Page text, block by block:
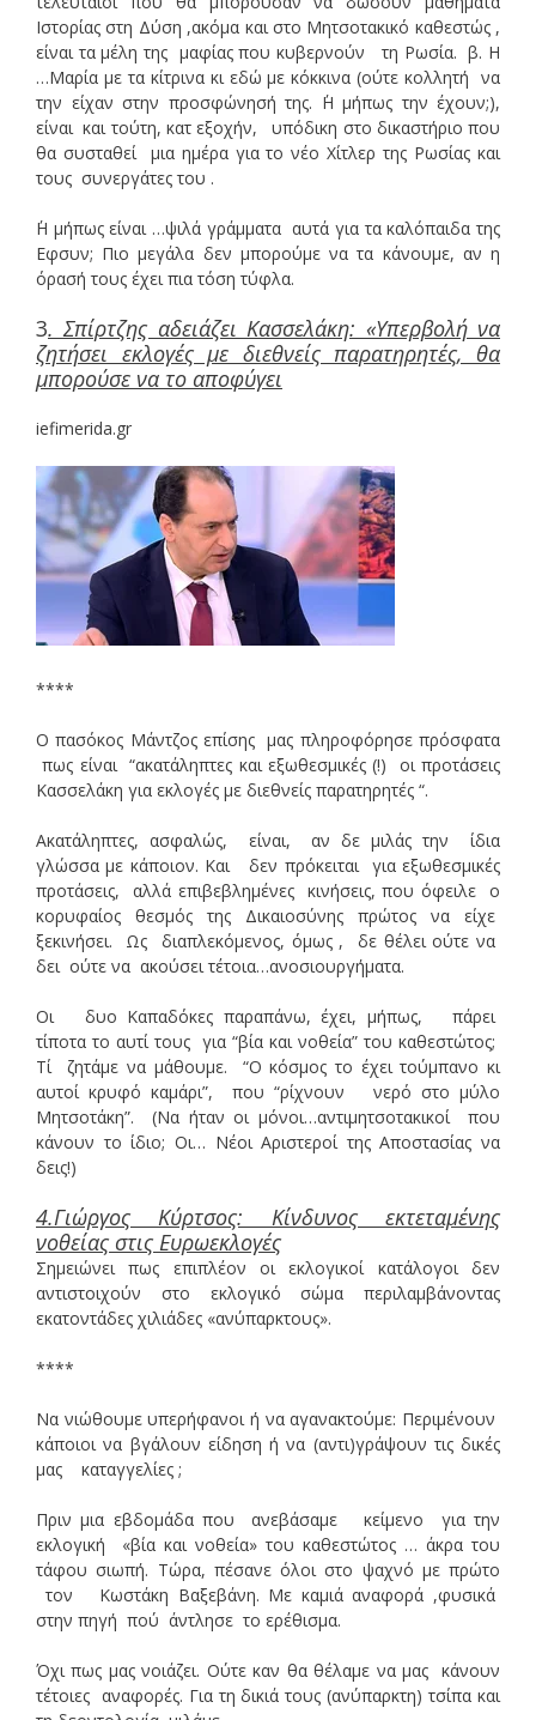
Ιστορίας στη Δύση ,ακόμα και στο Μητσοτακικό καθεστώς ,
είναι τα μέλη της μαφίας που κυβερνούν τη Ρωσία. β. Η
…Μαρία με τα κίτρινα κι εδώ με κόκκινα (ούτε κολλητή να
την είχαν στην προσφώνησή της. ΄Η μήπως την έχουν;),
είναι και τούτη, κατ εξοχήν, υπόδικη στο δικαστήριο που
θα συσταθεί μια ημέρα για το νέο Χίτλερ της Ρωσίας και
τους συνεργάτες του .
΄Η μήπως είναι …ψιλά γράμματα αυτά για τα καλόπαιδα της
Εφσυν; Πιο μεγάλα δεν μπορούμε να τα κάνουμε, αν η
όρασή τους έχει πια τόση τύφλα.
3. Σπίρτζης αδειάζει Κασσελάκη: «Υπερβολή να
ζητήσει εκλογές με διεθνείς παρατηρητές, θα
μπορούσε να το αποφύγει
iefimerida.gr
****
Ο πασόκος Μάντζος επίσης μας πληροφόρησε πρόσφατα
πως είναι “ακατάληπτες και εξωθεσμικές (!) οι προτάσεις
Κασσελάκη για εκλογές με διεθνείς παρατηρητές “.
Ακατάληπτες, ασφαλώς, είναι, αν δε μιλάς την ίδια
γλώσσα με κάποιον. Και δεν πρόκειται για εξωθεσμικές
προτάσεις, αλλά επιβεβλημένες κινήσεις, που όφειλε ο
κορυφαίος θεσμός της Δικαιοσύνης πρώτος να είχε
ξεκινήσει. Ως διαπλεκόμενος, όμως , δε θέλει ούτε να
δει ούτε να ακούσει τέτοια…ανοσιουργήματα.
Οι δυο Καπαδόκες παραπάνω, έχει, μήπως, πάρει
τίποτα το αυτί τους για “βία και νοθεία” του καθεστώτος;
Τί ζητάμε να μάθουμε. “Ο κόσμος το έχει τούμπανο κι
αυτοί κρυφό καμάρι”, που “ρίχνουν νερό στο μύλο
Μητσοτάκη”. (Να ήταν οι μόνοι…αντιμητσοτακικοί που
κάνουν το ίδιο; Οι… Νέοι Αριστεροί της Αποστασίας να
δεις!)
4.Γιώργος Κύρτσος: Κίνδυνος εκτεταμένης
νοθείας στις Ευρωεκλογές
Σημειώνει πως επιπλέον οι εκλογικοί κατάλογοι δεν
αντιστοιχούν στο εκλογικό σώμα περιλαμβάνοντας
εκατοντάδες χιλιάδες «ανύπαρκτους».
****
Να νιώθουμε υπερήφανοι ή να αγανακτούμε: Περιμένουν
κάποιοι να βγάλουν είδηση ή να (αντι)γράψουν τις δικές
μας καταγγελίες ;
Πριν μια εβδομάδα που ανεβάσαμε κείμενο για την
εκλογική «βία και νοθεία» του καθεστώτος … άκρα του
τάφου σιωπή. Τώρα, πέσανε όλοι στο ψαχνό με πρώτο
τον Κωστάκη Βαξεβάνη. Με καμιά αναφορά ,φυσικά
στην πηγή πού άντλησε το ερέθισμα.
Όχι πως μας νοιάζει. Ούτε καν θα θέλαμε να μας κάνουν
τέτοιες αναφορές. Για τη δικιά τους (ανύπαρκτη) τσίπα και